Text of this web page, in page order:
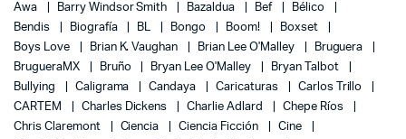
Awa
Barry Windsor Smith Bazaldua Bef
Bélico
Bendis
Biografía BL Bongo Boom!
Boxset
Boys Love
Brian K. Vaughan Brian Lee O'Malley
Bruguera
BrugueraMX
Bruño Bryan Lee O'Malley
Bryan Talbot
Bullying
Caligrama Candaya Caricaturas
Carlos Trillo
CARTEM
Charles Dickens Charlie Adlard
Chepe Ríos
Chris Claremont
Ciencia Ciencia Ficción
Cine